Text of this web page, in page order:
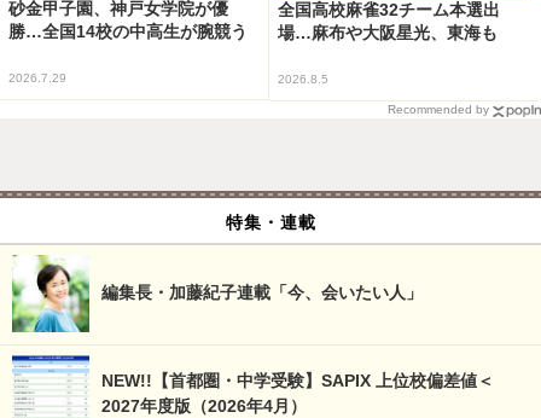
砂金甲子園、神戸女学院が優
勝…全国14校の中高生が腕競う
2026.7.29
全国高校麻雀32チーム本選出
場…麻布や大阪星光、東海も
2026.8.5
Recommended by
特集・連載
編集長・加藤紀子連載「今、会いたい人」
NEW!!【首都圏・中学受験】SAPIX 上位校偏差値＜
2027年度版（2026年4月）